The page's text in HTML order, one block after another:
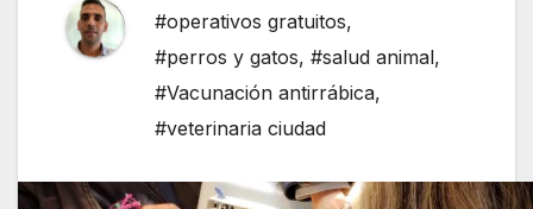
#operativos gratuitos,
#perros y gatos, #salud animal,
#Vacunación antirrábica,
#veterinaria ciudad